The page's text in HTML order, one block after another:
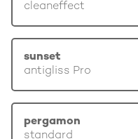
cleaneffect
sunset
antigliss Pro
pergamon
standard